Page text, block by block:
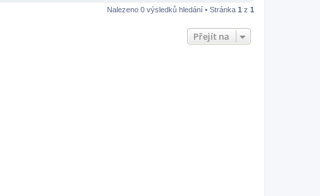
Nalezeno 0 výsledků hledání • Stránka 1 z 1
Přejít na